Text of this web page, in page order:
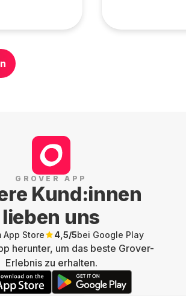
GROVER APP
Kund:innen
lieben uns
App Store 4,5/5bei Google Play
herunter, um das beste Grover-
Erlebnis zu erhalten.